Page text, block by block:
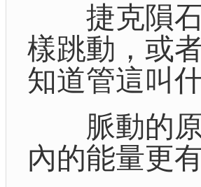
捷克隕石
樣跳動，或
知道管這叫
脈動的原
內的能量更